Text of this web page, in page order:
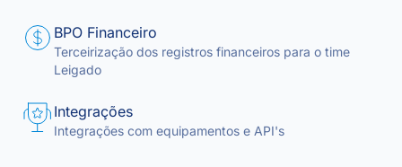
BPO Financeiro
Terceirização dos registros financeiros para o time
Leigado
Integrações
Integrações com equipamentos e API's